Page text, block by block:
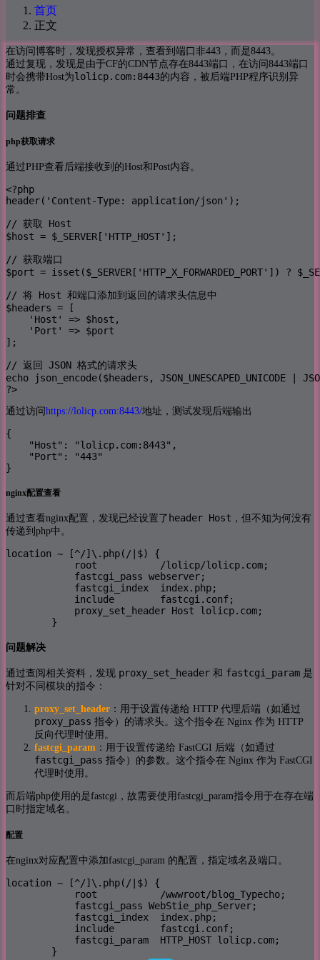
首页
正文
在访问博客时，发现授权异常，查看到端口非443，而是8443。
通过复现，发现是由于CF的CDN节点存在8443端口，在访问8443端口
时会携带Host为lolicp.com:8443的内容，被后端PHP程序识别异
常。
问题排查
php获取请求
通过PHP查看后端接收到的Host和Post内容。
<?php
header('Content-Type: application/json');
// 获取 Host
$host = $_SERVER['HTTP_HOST'];
// 获取端口
$port = isset($_SERVER['HTTP_X_FORWARDED_PORT']) ?
// 将 Host 和端口添加到返回的请求头信息中
$headers = [
    'Host' => $host,
    'Port' => $port
];
// 返回 JSON 格式的请求头
echo json_encode($headers, JSON_UNESCAPED_UNICODE |
?>
通过访问https://lolicp.com:8443/地址，测试发现后端输出
{
    "Host": "lolicp.com:8443",
    "Port": "443"
}
nginx配置查看
通过查看nginx配置，发现已经设置了 header Host ，但不知为何没有
传递到php中。
location ~ [^/]\.php(/|$) {
            root           /lolicp/lolicp.com;
            fastcgi_pass webserver;
            fastcgi_index  index.php;
            include        fastcgi.conf;
            proxy_set_header Host lolicp.com;
        }
问题解决
通过查阅相关资料，发现 proxy_set_header 和 fastcgi_param 是
针对不同模块的指令：
proxy_set_header ：用于设置传递给 HTTP 代理后端（如通过
proxy_pass 指令）的请求头。这个指令在 Nginx 作为 HTTP
反向代理时使用。
fastcgi_param ​：用于设置传递给 FastCGI 后端（如通过
fastcgi_pass 指令）的参数。这个指令在 Nginx 作为 FastCGI
代理时使用。
而后端php使用的是fastcgi，故需要使用fastcgi_param指令用于在存在端
口时指定域名。
配置
在nginx对应配置中添加fastcgi_param 的配置，指定域名及端口。
location ~ [^/]\.php(/|$) {
            root           /wwwroot/blog_Typecho;
            fastcgi_pass WebStie_php_Server;
            fastcgi_index  index.php;
            include        fastcgi.conf;
            fastcgi_param  HTTP_HOST lolicp.com;
        }